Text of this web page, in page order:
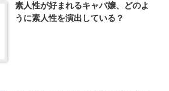
素人性が好まれるキャバ嬢、どのよ
うに素人性を演出している？